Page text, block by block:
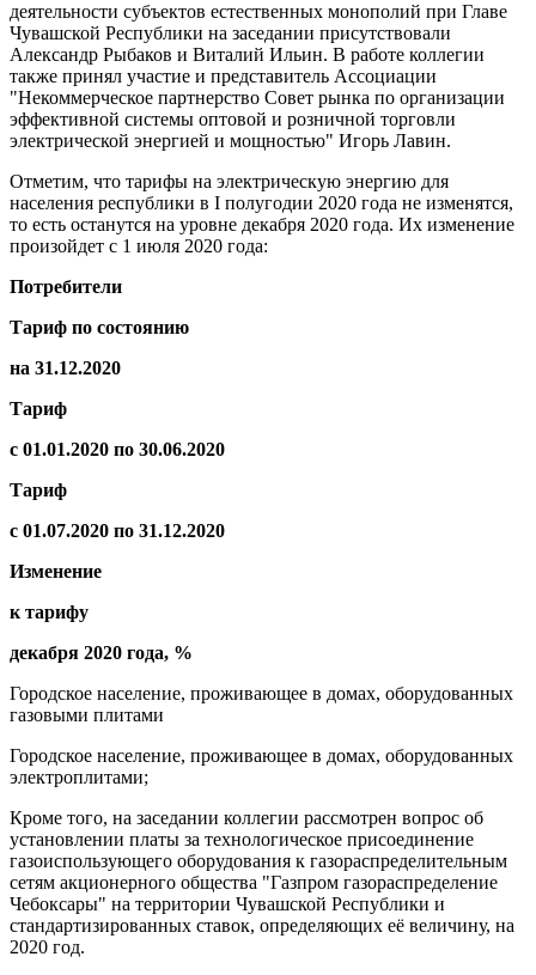
деятельности субъектов естественных монополий при Главе
Чувашской Республики на заседании присутствовали
Александр Рыбаков и Виталий Ильин. В работе коллегии
также принял участие и представитель Ассоциации
"Некоммерческое партнерство Совет рынка по организации
эффективной системы оптовой и розничной торговли
электрической энергией и мощностью" Игорь Лавин.
Отметим, что тарифы на электрическую энергию для
населения республики в I полугодии 2020 года не изменятся,
то есть останутся на уровне декабря 2020 года. Их изменение
произойдет с 1 июля 2020 года:
Потребители
Тариф по состоянию
на 31.12.2020
Тариф
с 01.01.2020 по 30.06.2020
Тариф
с 01.07.2020 по 31.12.2020
Изменение
к тарифу
декабря 2020 года, %
Городское население, проживающее в домах, оборудованных
газовыми плитами
Городское население, проживающее в домах, оборудованных
электроплитами;
Кроме того, на заседании коллегии рассмотрен вопрос об
установлении платы за технологическое присоединение
газоиспользующего оборудования к газораспределительным
сетям акционерного общества "Газпром газораспределение
Чебоксары" на территории Чувашской Республики и
стандартизированных ставок, определяющих её величину, на
2020 год.